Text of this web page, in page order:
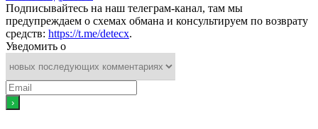
Подписывайтесь на наш телеграм-канал, там мы
предупреждаем о схемах обмана и консультируем по возврату
средств: https://t.me/detecx.
Уведомить о